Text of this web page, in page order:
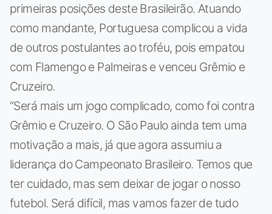
primeiras posições deste Brasileirão. Atuando
como mandante, Portuguesa complicou a vida
de outros postulantes ao troféu, pois empatou
com Flamengo e Palmeiras e venceu Grêmio e
Cruzeiro.
“Será mais um jogo complicado, como foi contra
Grêmio e Cruzeiro. O São Paulo ainda tem uma
motivação a mais, já que agora assumiu a
liderança do Campeonato Brasileiro. Temos que
ter cuidado, mas sem deixar de jogar o nosso
futebol. Será difícil, mas vamos fazer de tudo